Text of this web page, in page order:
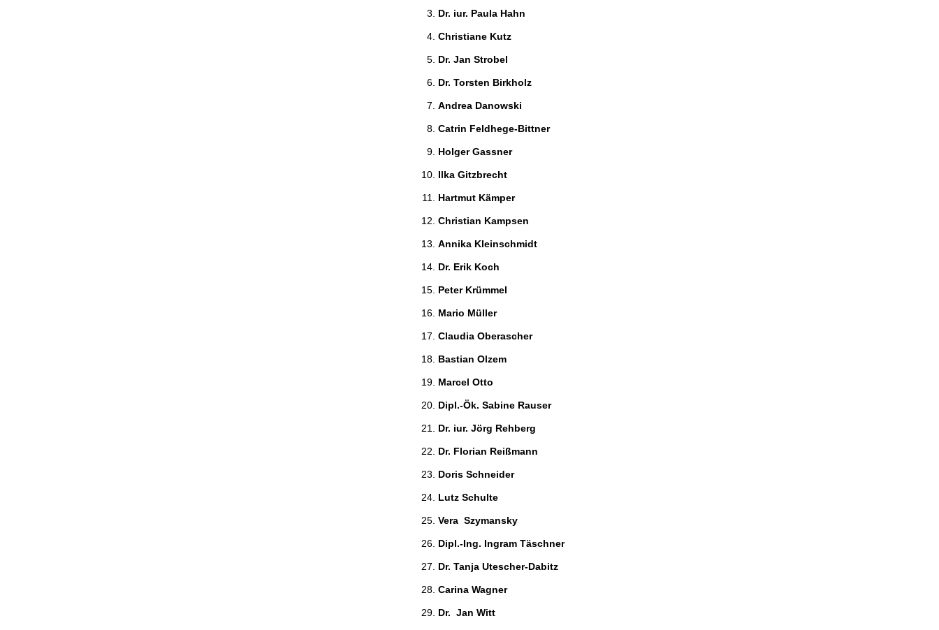
Dr. iur. Paula Hahn
Christiane Kutz
Dr. Jan Strobel
Dr. Torsten Birkholz
Andrea Danowski
Catrin Feldhege-Bittner
Holger Gassner
Ilka Gitzbrecht
Hartmut Kämper
Christian Kampsen
Annika Kleinschmidt
Dr. Erik Koch
Peter Krümmel
Mario Müller
Claudia Oberascher
Bastian Olzem
Marcel Otto
Dipl.-Ök. Sabine Rauser
Dr. iur. Jörg Rehberg
Dr. Florian Reißmann
Doris Schneider
Lutz Schulte
Vera  Szymansky
Dipl.-Ing. Ingram Täschner
Dr. Tanja Utescher-Dabitz
Carina Wagner
Dr.  Jan Witt